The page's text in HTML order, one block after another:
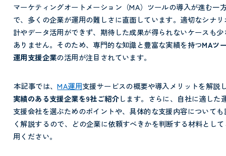
マーケティングオートメーション（MA）ツールの導入が進む一
で、多くの企業が運用の難しさに直面しています。適切なシナリ
計やデータ活用ができず、期待した成果が得られないケースも少
ありません。そのため、専門的な知識と豊富な実績を持つMAツ
運用支援企業の活用が注目されています。
本記事では、MA運用支援サービスの概要や導入メリットを解説
実績のある支援企業を9社ご紹介します。さらに、自社に適した
支援会社を選ぶためのポイントや、具体的な支援内容についても
く解説するので、どの企業に依頼すべきかを判断する材料とし
用ください。